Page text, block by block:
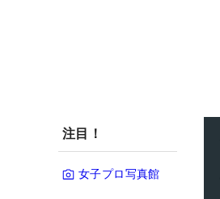
注目！
女子プロ写真館